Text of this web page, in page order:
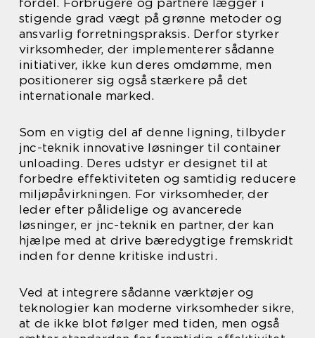
stigende grad vægt på grønne metoder og
ansvarlig forretningspraksis. Derfor styrker
virksomheder, der implementerer sådanne
initiativer, ikke kun deres omdømme, men
positionerer sig også stærkere på det
internationale marked.
Som en vigtig del af denne ligning, tilbyder
jnc-teknik innovative løsninger til container
unloading. Deres udstyr er designet til at
forbedre effektiviteten og samtidig reducere
miljøpåvirkningen. For virksomheder, der
leder efter pålidelige og avancerede
løsninger, er jnc-teknik en partner, der kan
hjælpe med at drive bæredygtige fremskridt
inden for denne kritiske industri.
Ved at integrere sådanne værktøjer og
teknologier kan moderne virksomheder sikre,
at de ikke blot følger med tiden, men også